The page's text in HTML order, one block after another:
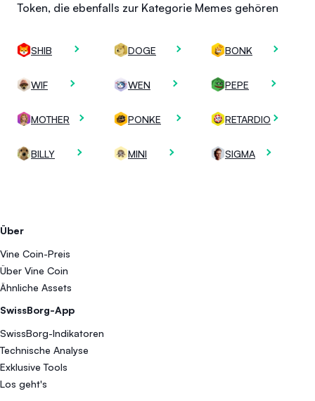
Über
Vine Coin-Preis
Über Vine Coin
Ähnliche Assets
SwissBorg-App
SwissBorg-Indikatoren
Technische Analyse
Exklusive Tools
Los geht's
Token, die ebenfalls zur Kategorie Memes gehören
SHIB DOGE BONK
WIF WEN PEPE
MOTHER PONKE RETARDIO
BILLY MINI SIGMA